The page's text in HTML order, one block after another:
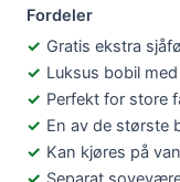
Fordeler
Gratis ekstra
Luksus bobil
Perfekt for store
En av de største
Kan kjøres på